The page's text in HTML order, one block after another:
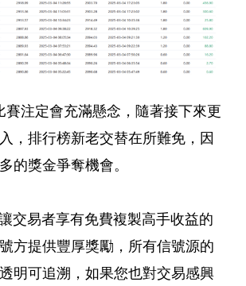
賽注定會充滿懸念，隨著接下來更
，排行榜新老交替在所難免，因
的獎金爭奪機會。
交易者享有免費複製高手收益的
方提供豐厚獎勵，所有信號源的
明可追溯，如果您也對交易感興